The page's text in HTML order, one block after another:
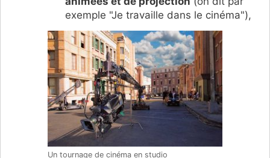
exemple "Je travaille dans le cinéma"),
Un tournage de cinéma en studio